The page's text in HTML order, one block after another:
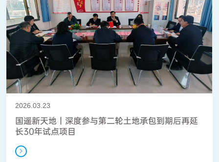
2026.03.23
国遥新天地丨深度参与第二轮土地承包到期后再延
长30年试点项目